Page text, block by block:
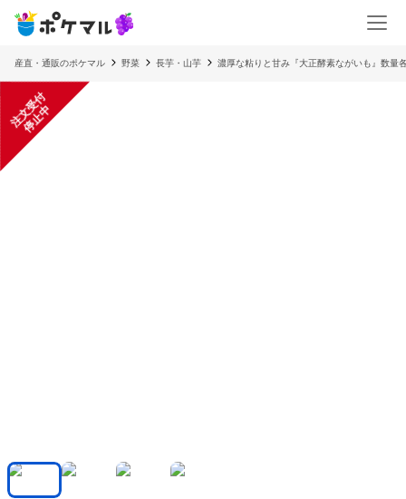
産直・通販のポケマル 野菜 長芋・山芋 濃厚な粘りと甘み『大正酵素ながいも』数量
注
文
受
付
停
止
中